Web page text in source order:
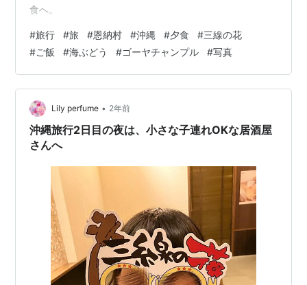
食へ。
#旅行 #旅 #恩納村 #沖縄 #夕食 #三線の花
#ご飯 #海ぶどう #ゴーヤチャンプル #写真
Lily perfume • 2年前
沖縄旅行2日目の夜は、小さな子連れOKな居酒屋
さんへ